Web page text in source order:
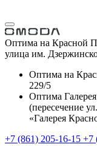
Оптима на Красной
улица им.
Оптима на
229/5
Оптима Галерея
(пересечение
«Галерея
+7 (861) 205-16-15 +7